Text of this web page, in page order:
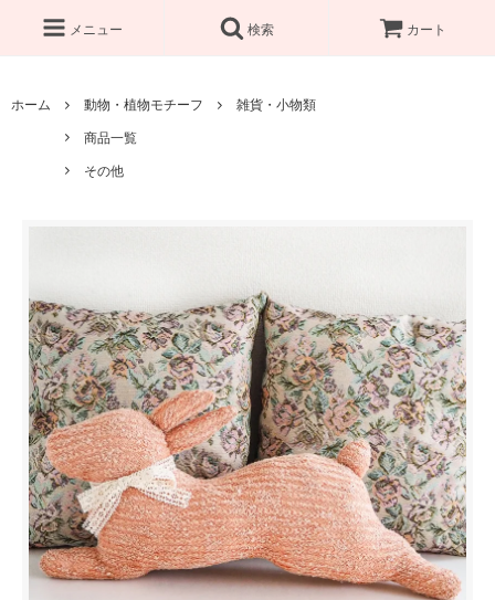
メニュー 検索 カート
ホーム 動物・植物モチーフ
雑貨・小物類
商品一覧
その他